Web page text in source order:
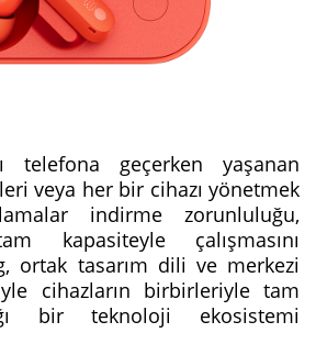
telefona geçerken yaşanan
veya her bir cihazı yönetmek
indirme zorunluluğu,
kapasiteyle çalışmasını
ortak tasarım dili ve merkezi
cihazların birbirleriyle tam
bir teknoloji ekosistemi